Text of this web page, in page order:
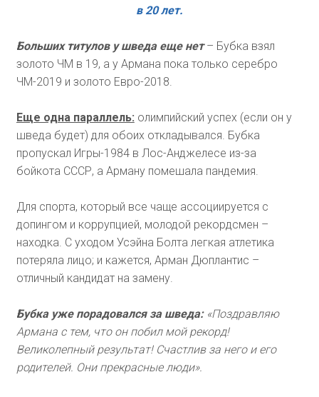
в 20 лет.
Больших титулов у шведа еще нет– Бубка взял
золото ЧМ в 19, а у Армана пока только серебро
ЧМ-2019 и золото Евро-2018.
Еще одна параллель: олимпийский успех (если он у
шведа будет) для обоих откладывался. Бубка
пропускал Игры-1984 в Лос-Анджелесе из-за
бойкота СССР, а Арману помешала пандемия.
Для спорта, который все чаще ассоциируется с
допингом и коррупцией, молодой рекордсмен –
находка. С уходом Усэйна Болта легкая атлетика
потеряла лицо; и кажется, Арман Дюплантис –
отличный кандидат на замену.
Бубка уже порадовался за шведа:«Поздравляю
Армана с тем, что он побил мой рекорд!
Великолепный результат! Счастлив за него и его
родителей. Они прекрасные люди».